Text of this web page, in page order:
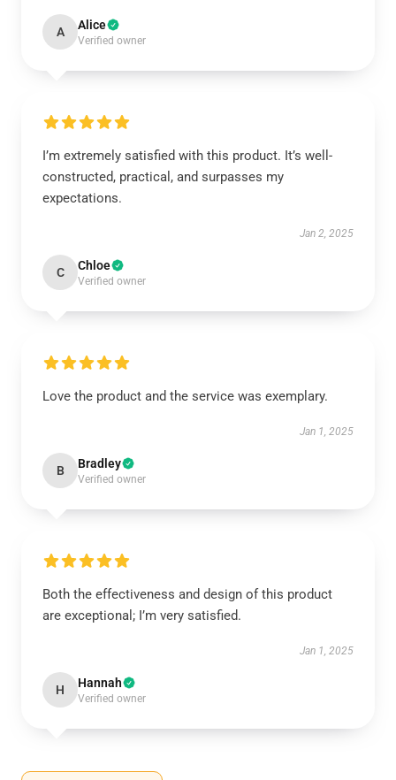
A Alice
Verified owner
I’m extremely satisfied with this product. It’s well-
constructed, practical, and surpasses my
expectations.
Jan 2, 2025
C Chloe
Verified owner
Love the product and the service was exemplary.
Jan 1, 2025
B Bradley
Verified owner
Both the effectiveness and design of this product
are exceptional; I’m very satisfied.
Jan 1, 2025
H Hannah
Verified owner